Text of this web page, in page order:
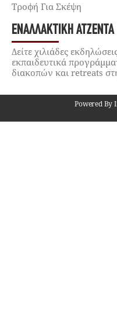
Τροφή Για Σκέψη
ΕΝΑΛΛΑΚΤΙΚΉ ΑΤΖΈΝΤΑ
Δείτε χιλιάδες
εκπαιδευτικά
διακοπών και retreats
Powered By